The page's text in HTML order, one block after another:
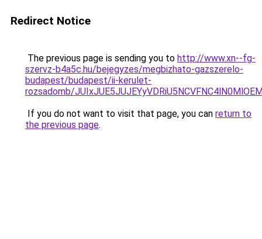
Redirect Notice
The previous page is sending you to http://www.xn--fg-
szervz-b4a5c.hu/bejegyzes/megbizhato-gazszerelo-
budapest/budapest/ii-kerulet-
rozsadomb/
If you do not want to visit that page, you can return to
the previous page.